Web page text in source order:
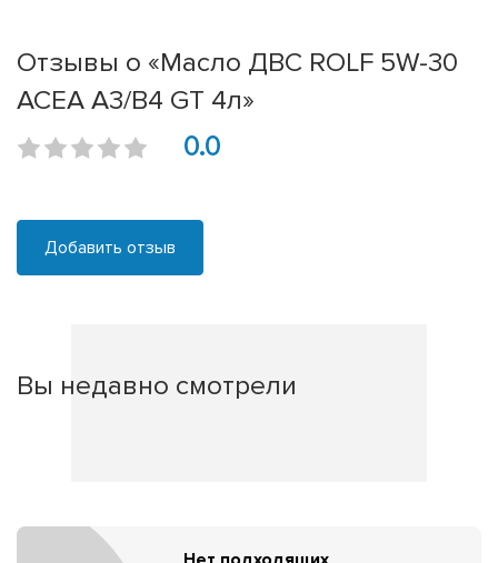
Отзывы о «Масло ДВС ROLF 5W-30
ACEA A3/B4 GT 4л»
0.0
Добавить отзыв
Вы недавно смотрели